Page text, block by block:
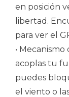
en posición
libertad.
para ver el
•
acoplas tu
puedes
el viento o